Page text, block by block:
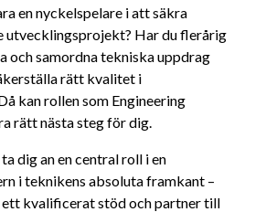
en nyckelspelare i att säkra
utvecklingsprojekt? Har du flerårig
och samordna tekniska uppdrag
rätt kvalitet i
kan rollen som Engineering
rätt nästa steg för dig.
dig an en central roll i en
i teknikens absoluta framkant –
ett kvalificerat stöd och partner till